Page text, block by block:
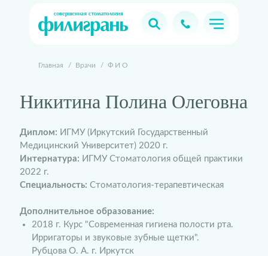
Главная / Врачи / Ф И О
Никитина Полина Олеговна
Диплом: ИГМУ (Иркутский Государственный
Медицинский Университет) 2020 г.
Интернатура: ИГМУ Стоматология общей практики
2022 г.
Специальность: Стоматология-терапевтическая
Дополнительное образование:
2018 г. Курс "Современная гигиена полости рта.
Ирригаторы и звуковые зубные щетки".
Рубцова О. А. г. Иркутск